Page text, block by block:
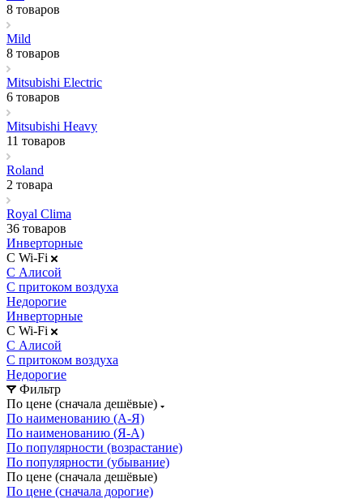
8 товаров
Mild
8 товаров
Mitsubishi Electric
6 товаров
Mitsubishi Heavy
11 товаров
Roland
2 товара
Royal Clima
36 товаров
Инверторные
С Wi-Fi
С Алисой
С притоком воздуха
Недорогие
Инверторные
С Wi-Fi
С Алисой
С притоком воздуха
Недорогие
Фильтр
По цене (сначала дешёвые)
По наименованию (А-Я)
По наименованию (Я-А)
По популярности (возрастание)
По популярности (убывание)
По цене (сначала дешёвые)
По цене (сначала дорогие)